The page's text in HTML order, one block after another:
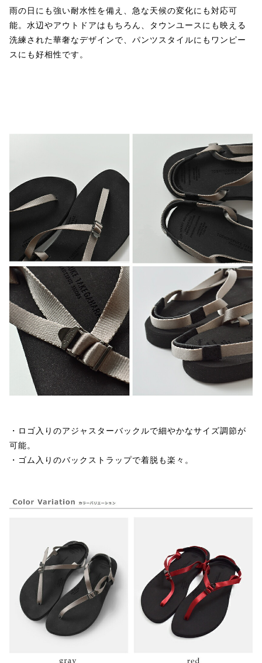
雨の日にも強い耐水性を備え、急な天候の変化にも対応可
能。水辺やアウトドアはもちろん、タウンユースにも映える
洗練された華奢なデザインで、パンツスタイルにもワンピー
スにも好相性です。
・ロゴ入りのアジャスターバックルで細やかなサイズ調節が
可能。
・ゴム入りのバックストラップで着脱も楽々。